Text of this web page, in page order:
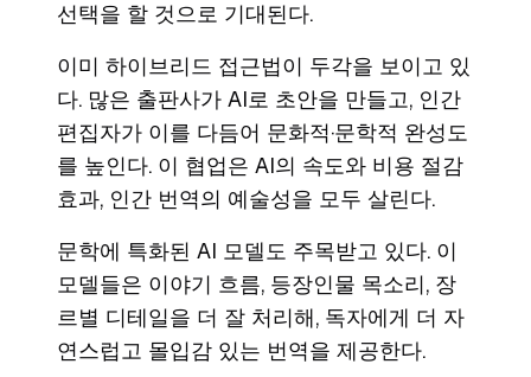
선택을 할 것으로 기대된다.
이미 하이브리드 접근법이 두각을 보이고 있
다. 많은 출판사가 AI로 초안을 만들고, 인간
편집자가 이를 다듬어 문화적·문학적 완성도
를 높인다. 이 협업은 AI의 속도와 비용 절감
효과, 인간 번역의 예술성을 모두 살린다.
문학에 특화된 AI 모델도 주목받고 있다. 이
모델들은 이야기 흐름, 등장인물 목소리, 장
르별 디테일을 더 잘 처리해, 독자에게 더 자
연스럽고 몰입감 있는 번역을 제공한다.